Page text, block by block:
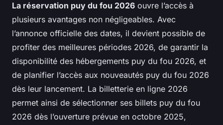
La réservation puy du fou 2026 ouvre l’accès à
plusieurs avantages non négligeables. Avec
l’annonce officielle des dates, il devient possible de
profiter des meilleures périodes 2026, de garantir la
disponibilité des hébergements puy du fou 2026, et
de planifier l’accès aux nouveautés puy du fou 2026
dès leur lancement. La billetterie en ligne 2026
permet ainsi de sélectionner ses billets puy du fou
2026 dès l’ouverture prévue en octobre 2025,